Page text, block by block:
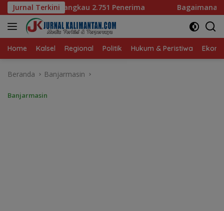
Langsung
ke
konten
Jurnal Terkini Bagaimana KIP Hadapi Deepfake dan Hoaks?
Home Kalsel Regional Politik Hukum & Peristiwa
Beranda Banjarmasin
Banjarmasin